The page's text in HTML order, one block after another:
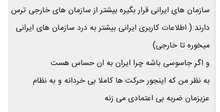
سازمان های ایرانی قرار بگیره بیشتر از سازمان های خارجی ترس
دارند.( اطلاعات کاربری ایرانی بیشتر به درد سازمان های ایرانی
میخوره تا خارجی)
و اگر جاسوسی باشه چرا ایران به ان حساس هست
به نظر من که اینجور حرکت ها کاملا بی خردانه و به نظام
عزیزمان ضربه بی اعتمادی می زنه